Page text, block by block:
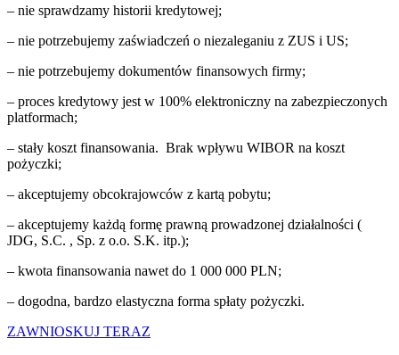
– nie sprawdzamy historii kredytowej;
– nie potrzebujemy zaświadczeń o niezaleganiu z ZUS i US;
– nie potrzebujemy dokumentów finansowych firmy;
– proces kredytowy jest w 100% elektroniczny na zabezpieczonych
platformach;
– stały koszt finansowania. Brak wpływu WIBOR na koszt
pożyczki;
– akceptujemy obcokrajowców z kartą pobytu;
– akceptujemy każdą formę prawną prowadzonej działalności (
JDG, S.C. , Sp. z o.o. S.K. itp.);
– kwota finansowania nawet do 1 000 000 PLN;
– dogodna, bardzo elastyczna forma spłaty pożyczki.
ZAWNIOSKUJ TERAZ